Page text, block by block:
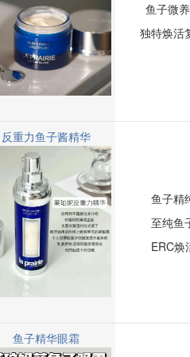
鱼子微
独特焕活
反重力鱼子酱精华
鱼子精
至纯鱼
ERC焕
鱼子精华眼霜